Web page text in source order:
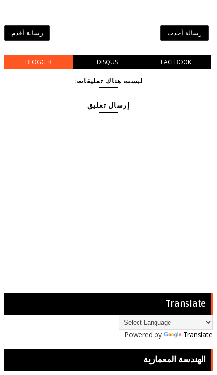
رسالة أحدث رسالة أقدم
BLOGGER DISQUS FACEBOOK
ليست هناك تعليقات:
إرسال تعليق
Translate
Powered by Translate
الهندسة المعمارية